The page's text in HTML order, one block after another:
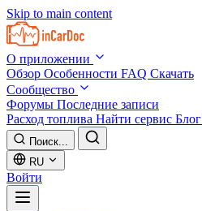
Skip to main content
О приложении
Обзор Особенности FAQ Скачать
Сообщество
Форумы Последние записи
Расход топлива Найти сервис Блог
Поиск...
RU
Войти